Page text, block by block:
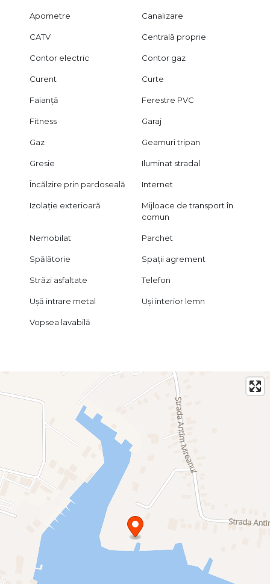
Apometre Canalizare
CATV Centrală proprie
Contor electric Contor gaz
Curent Curte
Faianță Ferestre PVC
Fitness Garaj
Gaz Geamuri tripan
Gresie Iluminat stradal
Încălzire prin pardoseală Internet
Izolație exterioară
Mijloace de transport în
comun
Nemobilat Parchet
Spălătorie Spații agrement
Străzi asfaltate Telefon
Ușă intrare metal Uși interior lemn
Vopsea lavabilă